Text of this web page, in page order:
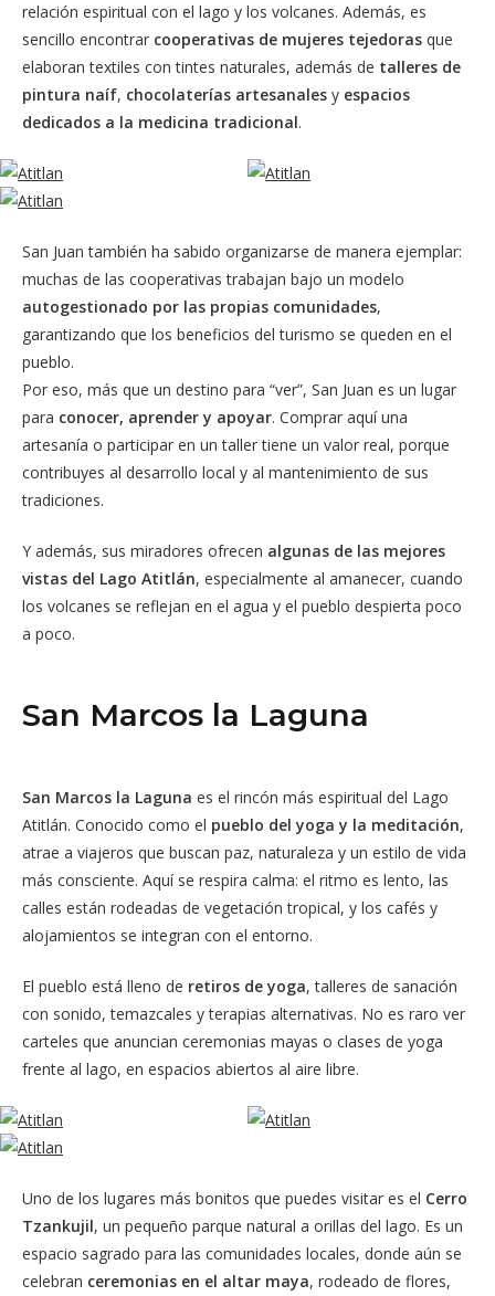
relación espiritual con el lago y los volcanes. Además, es
sencillo encontrar cooperativas de mujeres tejedoras que
elaboran textiles con tintes naturales, además de talleres de
pintura naíf, chocolaterías artesanales y espacios
dedicados a la medicina tradicional.
San Juan también ha sabido organizarse de manera ejemplar:
muchas de las cooperativas trabajan bajo un modelo
autogestionado por las propias comunidades,
garantizando que los beneficios del turismo se queden en el
pueblo.
Por eso, más que un destino para “ver”, San Juan es un lugar
para conocer, aprender y apoyar. Comprar aquí una
artesanía o participar en un taller tiene un valor real, porque
contribuyes al desarrollo local y al mantenimiento de sus
tradiciones.
Y además, sus miradores ofrecen algunas de las mejores
vistas del Lago Atitlán, especialmente al amanecer, cuando
los volcanes se reflejan en el agua y el pueblo despierta poco
a poco.
San Marcos la Laguna
San Marcos la Laguna es el rincón más espiritual del Lago
Atitlán. Conocido como el pueblo del yoga y la meditación,
atrae a viajeros que buscan paz, naturaleza y un estilo de vida
más consciente. Aquí se respira calma: el ritmo es lento, las
calles están rodeadas de vegetación tropical, y los cafés y
alojamientos se integran con el entorno.
El pueblo está lleno de retiros de yoga, talleres de sanación
con sonido, temazcales y terapias alternativas. No es raro ver
carteles que anuncian ceremonias mayas o clases de yoga
frente al lago, en espacios abiertos al aire libre.
Uno de los lugares más bonitos que puedes visitar es el Cerro
Tzankujil, un pequeño parque natural a orillas del lago. Es un
espacio sagrado para las comunidades locales, donde aún se
celebran ceremonias en el altar maya, rodeado de flores,